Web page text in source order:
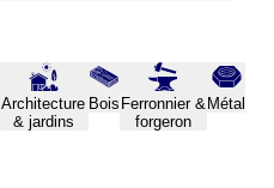
Architecture
& jardins
Bois Ferronnier &
forgeron
Métal